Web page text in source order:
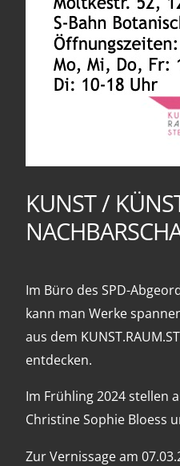
KUNST /
Im Büro des SPD-
kann man Werke
aus dem KUNST.RA
entdecken.
Im Frühling 2024 stellen
Christine Sophie Bloess
Zur Vernissage am